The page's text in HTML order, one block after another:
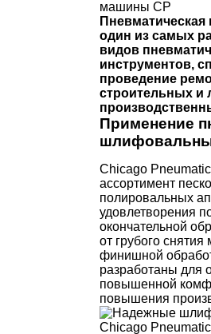
один из самых
видов
инструментов,
проведение
строительных и
Применение
Chicago
ассортимент
полировальных
удовлетворения
окончательной
от грубого
финишной
разработаны для
повышенной
повышения